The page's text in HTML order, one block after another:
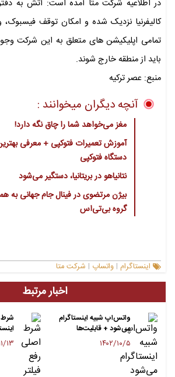
در اطلاعیه شرکت متا آمده است: آتش به
کالیفرنیا نزدیک شده و امکان توقف فیسبوک،
تمامی اپلیکیشن های متعلق به این شرکت
باید از منطقه خارج شوند.
منبع: عصر ترکیه
آنچه دیگران میخوانند :
مغز می‌خواهد شما را چاق نگه دارد!
آموزش تعمیرات فتوکپی + معرفی
دستگاه فتوکپی
نتانیاهو در بریتانیا، دستگیر می‌شود
بیژن مرتضوی در فینال جام جهانی به
گروه بی‌تی‌اس
اینستاگرام | واتساپ | شرکت متا
اخبار مرتبط
واتس‌اپ شبیه اینستاگرام
می‌شود + قابلیت‌ها
۱۴۰۲/۱۰/۵
شرط